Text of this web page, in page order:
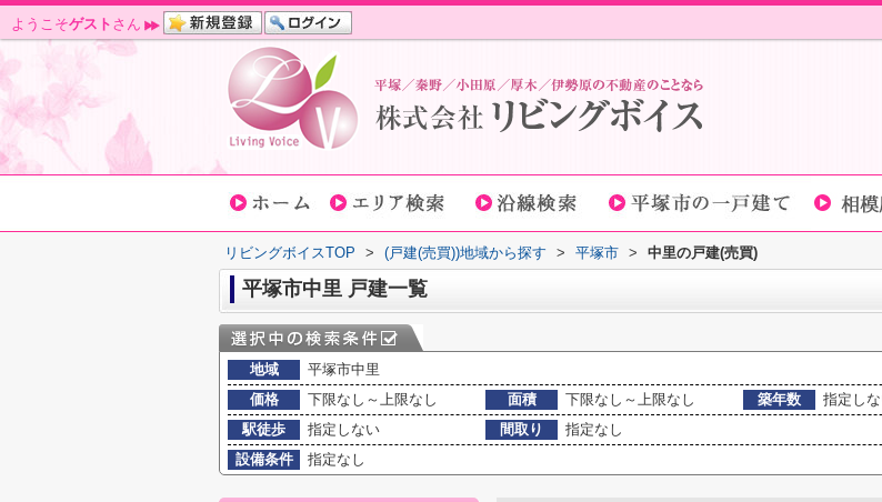
ようこそゲスト さん
リビングボイスTOP > (戸建(売買))地域から探す > 平塚市 > 中里の戸建(売買)
平塚市中里 戸建一覧
地域
平塚市中里
価格
下限なし～上限なし 面積 下限なし～上限なし 築年数
指定し
駅徒歩
指定しない 間取り
指定なし
設備条件
指定なし